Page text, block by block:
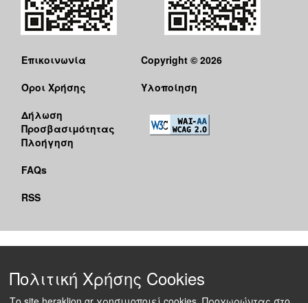
Επικοινωνία
Όροι Χρήσης
Δήλωση
Προσβασιμότητας
Πλοήγηση
FAQs
RSS
Copyright © 2026
Υλοποίηση
Πολιτική Χρήσης Cookies